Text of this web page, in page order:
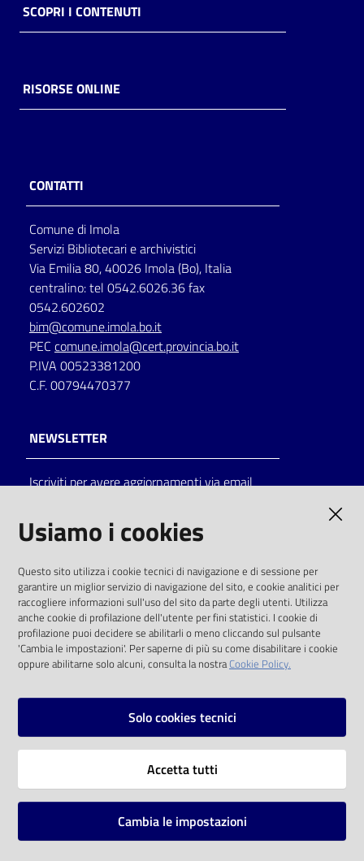
SCOPRI I CONTENUTI
RISORSE ONLINE
CONTATTI
Comune di Imola
Servizi Bibliotecari e archivistici
Via Emilia 80, 40026 Imola (Bo), Italia
centralino: tel 0542.6026.36 fax
0542.602602
bim@comune.imola.bo.it
PEC comune.imola@cert.provincia.bo.it
P.IVA 00523381200
C.F. 00794470377
NEWSLETTER
Iscriviti per avere aggiornamenti via email
solo alle condizioni previste dalla direttiva
comunitaria 2003/98/CE e dal d.lgs. 36/2006
SOCIAL
Instagram
Vai alla pagina
Mappa del sito
Usiamo i cookies
Questo sito utilizza i cookie tecnici di navigazione e di sessione per
garantire un miglior servizio di navigazione del sito, e cookie analitici per
raccogliere informazioni sull'uso del sito da parte degli utenti. Utilizza
anche cookie di profilazione dell'utente per fini statistici. I cookie di
profilazione puoi decidere se abilitarli o meno cliccando sul pulsante
'Cambia le impostazioni'. Per saperne di più su come disabilitare i cookie
oppure abilitarne solo alcuni, consulta la nostraCookie Policy.
Solo cookies tecnici
Accetta tutti
Cambia le impostazioni